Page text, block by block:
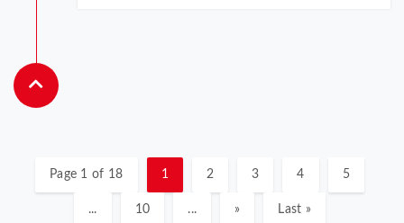
Page 1 of 18 1 2 3 4 5
... 10 ... » Last »